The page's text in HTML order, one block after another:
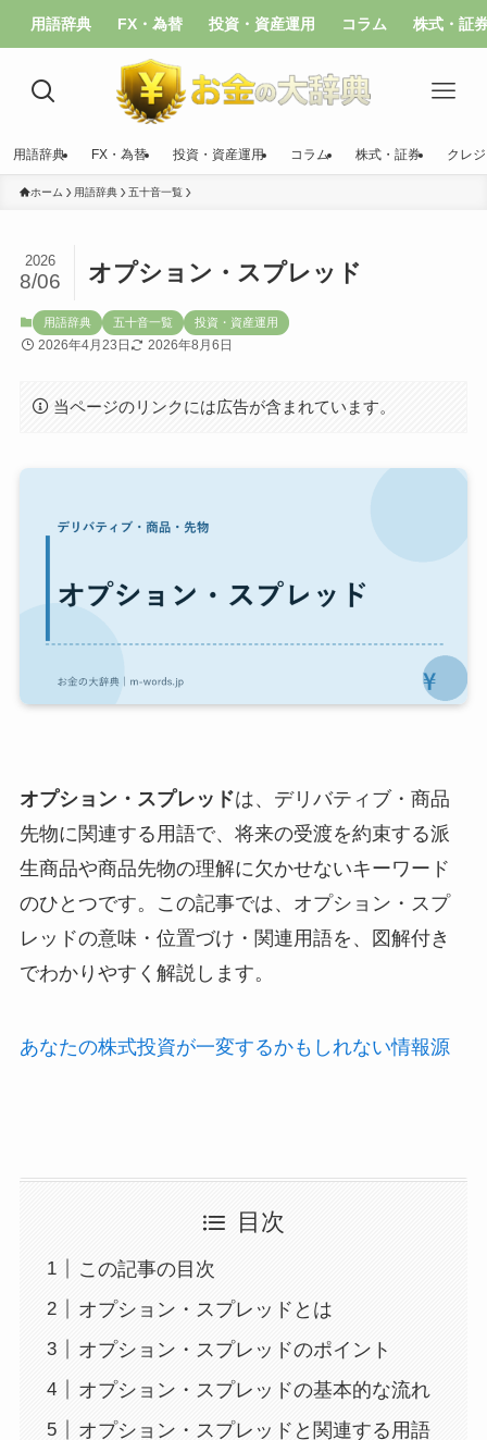
用語辞典 FX・為替 投資・資産運用 コラム 株式・証
用語辞典 FX・為替 投資・資産運用 コラム 株式・証券 クレ
ホーム 用語辞典 五十音一覧
オプション・スプレッド
2026
8/06
用語辞典 五十音一覧 投資・資産運用
2026年4月23日 2026年8月6日
当ページのリンクには広告が含まれています。
オプション・スプレッドは、デリバティブ・商品
先物に関連する用語で、将来の受渡を約束する派
生商品や商品先物の理解に欠かせないキーワード
のひとつです。この記事では、オプション・スプ
レッドの意味・位置づけ・関連用語を、図解付き
でわかりやすく解説します。
あなたの株式投資が一変するかもしれない情報源
目次
この記事の目次
オプション・スプレッドとは
オプション・スプレッドのポイント
オプション・スプレッドの基本的な流れ
オプション・スプレッドと関連する用語